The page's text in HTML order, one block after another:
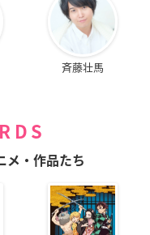
斉藤壮馬
メ・作品たち